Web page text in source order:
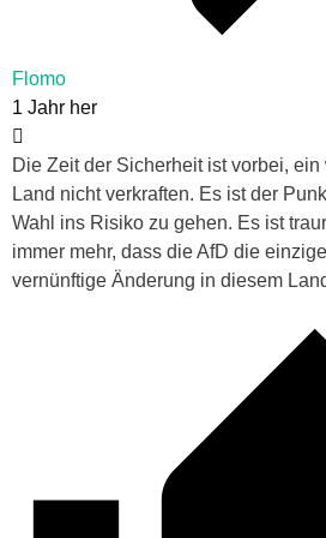
Flomo
1 Jahr her
Die Zeit der Sicherheit ist vorbei,
Land nicht verkraften. Es ist der
Wahl ins Risiko zu gehen. Es ist
immer mehr, dass die AfD die
vernünftige Änderung in diesem